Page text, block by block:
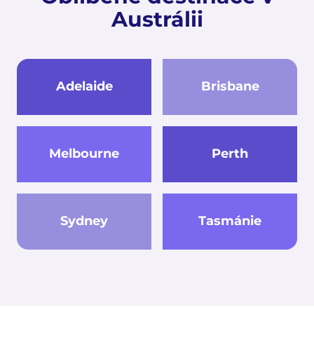
Austrálii
Adelaide Brisbane
Melbourne Perth
Sydney Tasmánie